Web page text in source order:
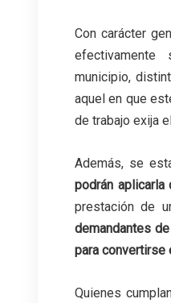
Con carácter
municipio,
aquel en que
de trabajo exija
Además, se
podrán
prestación de
demandantes
para convertirse
Quienes